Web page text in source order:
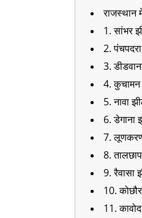
1. सांभर
2.
3.
4. कुचामन
5. नावा
6. डेगाना
7.
8.
9. रैवासा
10.
11.